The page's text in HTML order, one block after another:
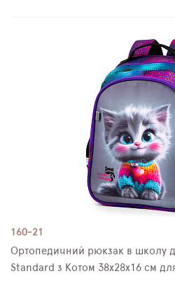
160-21
Ортопедичний рюкзак в школу
Standard з Котом 38х28х16 см